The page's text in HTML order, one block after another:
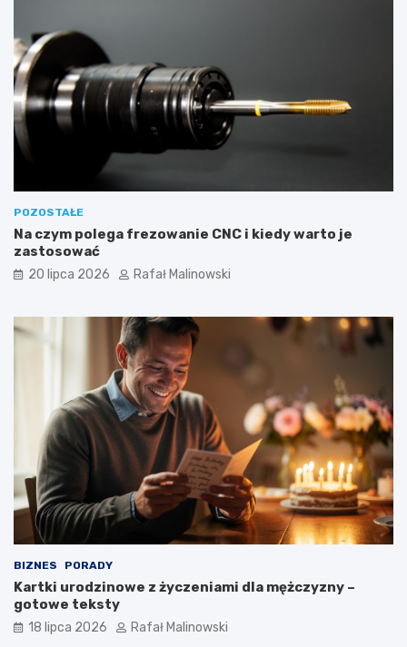
POZOSTAŁE
Na czym polega frezowanie CNC i kiedy warto je
zastosować
20 lipca 2026 Rafał Malinowski
BIZNES PORADY
Kartki urodzinowe z życzeniami dla mężczyzny –
gotowe teksty
18 lipca 2026 Rafał Malinowski